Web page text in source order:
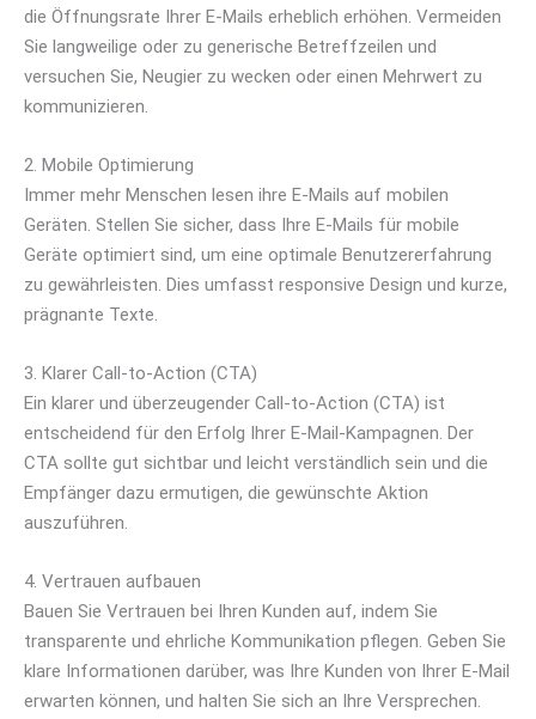
die Öffnungsrate Ihrer E-Mails erheblich erhöhen. Vermeiden
Sie langweilige oder zu generische Betreffzeilen und
versuchen Sie, Neugier zu wecken oder einen Mehrwert zu
kommunizieren.
2. Mobile Optimierung
Immer mehr Menschen lesen ihre E-Mails auf mobilen
Geräten. Stellen Sie sicher, dass Ihre E-Mails für mobile
Geräte optimiert sind, um eine optimale Benutzererfahrung
zu gewährleisten. Dies umfasst responsive Design und kurze,
prägnante Texte.
3. Klarer Call-to-Action (CTA)
Ein klarer und überzeugender Call-to-Action (CTA) ist
entscheidend für den Erfolg Ihrer E-Mail-Kampagnen. Der
CTA sollte gut sichtbar und leicht verständlich sein und die
Empfänger dazu ermutigen, die gewünschte Aktion
auszuführen.
4. Vertrauen aufbauen
Bauen Sie Vertrauen bei Ihren Kunden auf, indem Sie
transparente und ehrliche Kommunikation pflegen. Geben Sie
klare Informationen darüber, was Ihre Kunden von Ihrer E-Mail
erwarten können, und halten Sie sich an Ihre Versprechen.